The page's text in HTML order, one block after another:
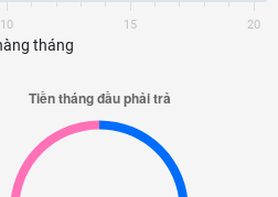
10 15 20
tháng